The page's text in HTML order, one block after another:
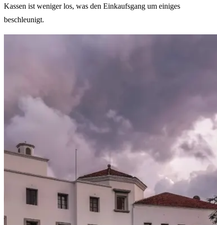
Kassen ist weniger los, was den Einkaufsgang um einiges
beschleunigt.